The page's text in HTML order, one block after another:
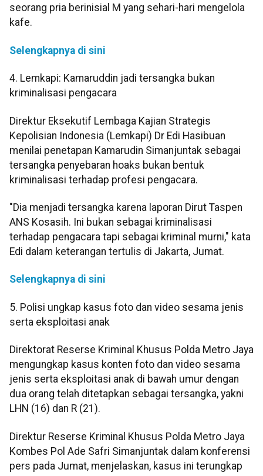
seorang pria berinisial M yang sehari-hari mengelola
kafe.
Selengkapnya di sini
4. Lemkapi: Kamaruddin jadi tersangka bukan
kriminalisasi pengacara
Direktur Eksekutif Lembaga Kajian Strategis
Kepolisian Indonesia (Lemkapi) Dr Edi Hasibuan
menilai penetapan Kamarudin Simanjuntak sebagai
tersangka penyebaran hoaks bukan bentuk
kriminalisasi terhadap profesi pengacara.
"Dia menjadi tersangka karena laporan Dirut Taspen
ANS Kosasih. Ini bukan sebagai kriminalisasi
terhadap pengacara tapi sebagai kriminal murni," kata
Edi dalam keterangan tertulis di Jakarta, Jumat.
Selengkapnya di sini
5. Polisi ungkap kasus foto dan video sesama jenis
serta eksploitasi anak
Direktorat Reserse Kriminal Khusus Polda Metro Jaya
mengungkap kasus konten foto dan video sesama
jenis serta eksploitasi anak di bawah umur dengan
dua orang telah ditetapkan sebagai tersangka, yakni
LHN (16) dan R (21).
Direktur Reserse Kriminal Khusus Polda Metro Jaya
Kombes Pol Ade Safri Simanjuntak dalam konferensi
pers pada Jumat, menjelaskan, kasus ini terungkap